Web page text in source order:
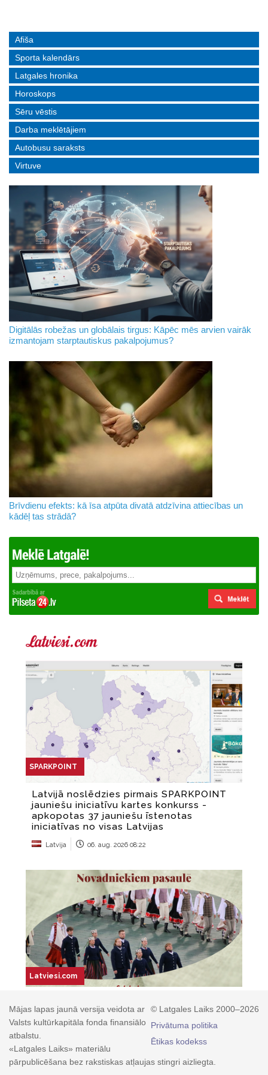
Afiša
Sporta kalendārs
Latgales hronika
Horoskops
Sēru vēstis
Darba meklētājiem
Autobusu saraksts
Virtuve
Digitālās robežas un globālais tirgus: Kāpēc mēs arvien vairāk
izmantojam starptautiskus pakalpojumus?
Brīvdienu efekts: kā īsa atpūta divatā atdzīvina attiecības un
kādēļ tas strādā?
© Latgales Laiks 2000–2026
Privātuma politika
Ētikas kodekss
Mājas lapas jaunā versija veidota ar
Valsts kultūrkapitāla fonda finansiālo
atbalstu.
«Latgales Laiks» materiālu
pārpublicēšana bez rakstiskas atļaujas stingri aizliegta.